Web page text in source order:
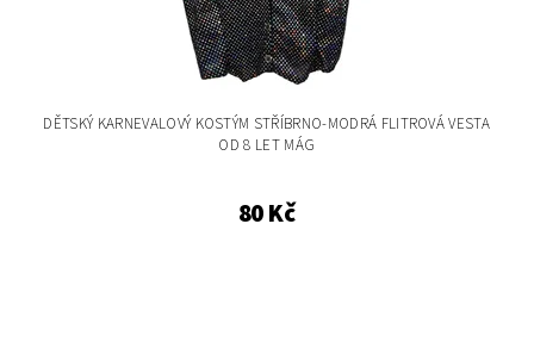
DĚTSKÝ KARNEVALOVÝ KOSTÝM STŘÍBRNO-MODRÁ FLITROVÁ VESTA
OD 8 LET MÁG
80 Kč